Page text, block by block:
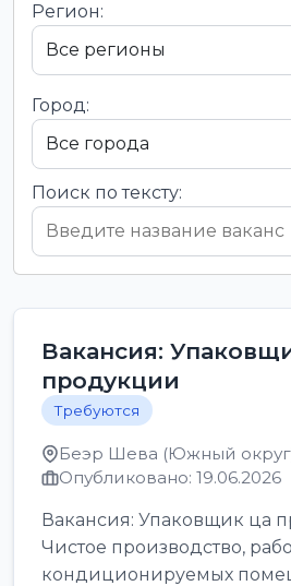
Регион:
Город:
Поиск по тексту:
Вакансия:
продукции
Требуются
Беэр Шева (Южный
Опубликовано: 19.06.2026
Вакансия: Упаковщик ца
Чистое производство,
кондиционируемых